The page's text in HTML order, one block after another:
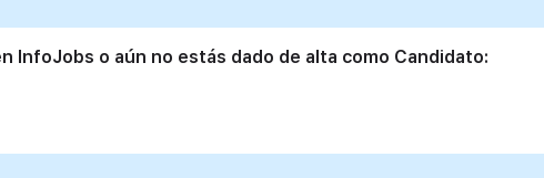
InfoJobs o aún no estás dado de alta como Candidato: